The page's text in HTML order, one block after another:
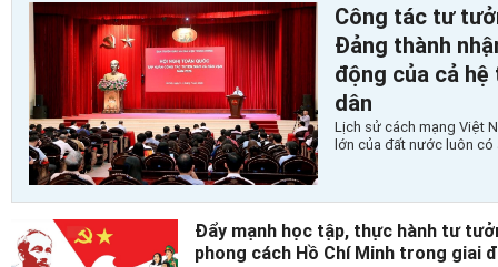
Công tác tư
Đảng thành
động của cả
dân
Lịch sử cách mạng Việt
lớn của đất nước luôn
Đẩy mạnh học tập, thực hành tư
phong cách Hồ Chí Minh trong giai